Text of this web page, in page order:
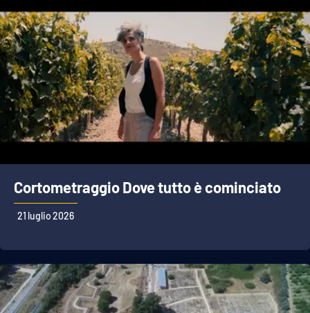
Cortometraggio Dove tutto è cominciato
21 luglio 2026